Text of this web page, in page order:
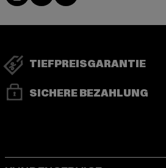
TIEFPREISGARANTIE
SICHERE BEZAHLUNG